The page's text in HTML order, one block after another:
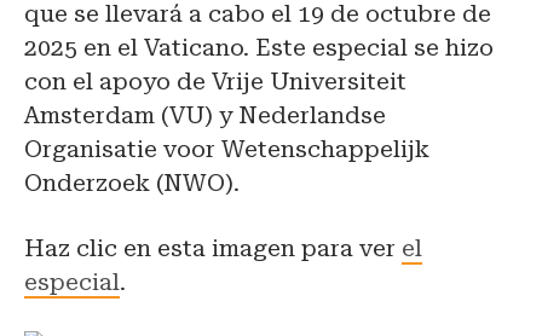
que se llevará a cabo el 19 de octubre de
2025 en el Vaticano. Este especial se hizo
con el apoyo de Vrije Universiteit
Amsterdam (VU) y Nederlandse
Organisatie voor Wetenschappelijk
Onderzoek (NWO).
Haz clic en esta imagen para ver el
especial.